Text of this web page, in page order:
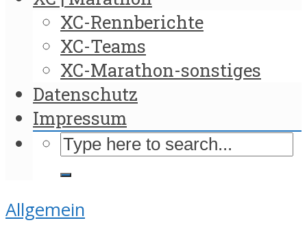
XC-Rennberichte
XC-Teams
XC-Marathon-sonstiges
Datenschutz
Impressum
Allgemein